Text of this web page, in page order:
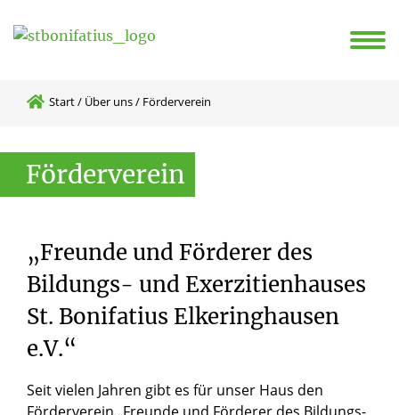
Start/ Über uns/ Förderverein
Förderverein
„Freunde und Förderer des
Bildungs- und Exerzitienhauses
St. Bonifatius Elkeringhausen
e.V.“
Seit vielen Jahren gibt es für unser Haus den